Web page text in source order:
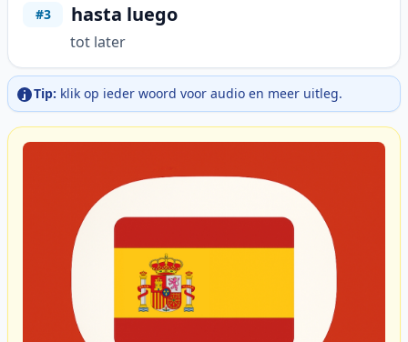
#3 hasta luego
tot later
Tip: klik op ieder woord voor audio en meer uitleg.